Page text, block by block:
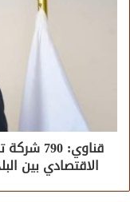
قناوي:
الاقتصادي بين